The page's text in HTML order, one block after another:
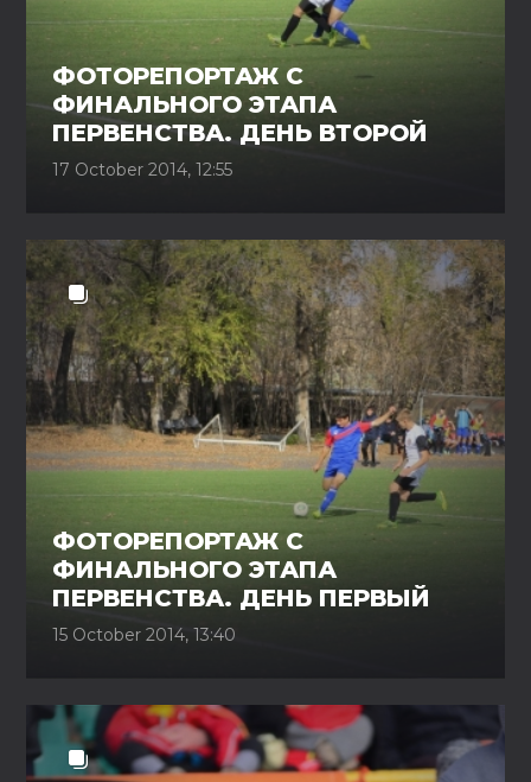
ФОТОРЕПОРТАЖ С
ФИНАЛЬНОГО ЭТАПА
ПЕРВЕНСТВА. ДЕНЬ ВТОРОЙ
17 October 2014, 12:55
ФОТОРЕПОРТАЖ С
ФИНАЛЬНОГО ЭТАПА
ПЕРВЕНСТВА. ДЕНЬ ПЕРВЫЙ
15 October 2014, 13:40